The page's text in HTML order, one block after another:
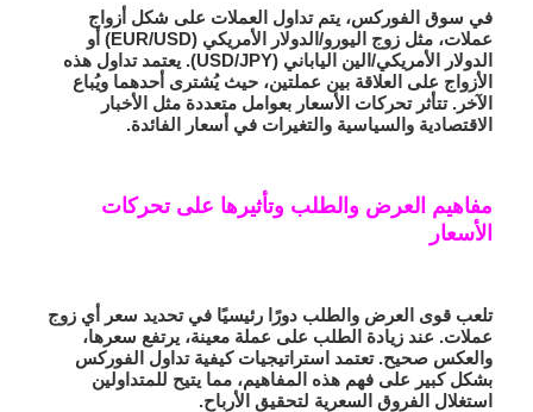
في سوق الفوركس، يتم تداول العملات على شكل أزواج
عملات
، مثل زوج اليورو/الدولار الأمريكي (EUR/USD) أو
الدولار الأمريكي/الين الياباني (USD/JPY). يعتمد تداول هذه
الأزواج على العلاقة بين عملتين، حيث يُشترى أحدهما ويُباع
الآخر. تتأثر تحركات الأسعار بعوامل متعددة مثل الأخبار
الاقتصادية والسياسية والتغيرات في أسعار الفائدة.
مفاهيم العرض والطلب وتأثيرها على تحركات
الأسعار
تلعب قوى العرض والطلب دورًا رئيسيًا في تحديد سعر أي زوج
عملات. عند زيادة الطلب على عملة معينة، يرتفع سعرها،
والعكس صحيح. تعتمد استراتيجياتكيفية تداول الفوركس
بشكل كبير على فهم هذه المفاهيم، مما يتيح للمتداولين
استغلال الفروق السعرية لتحقيق الأرباح.